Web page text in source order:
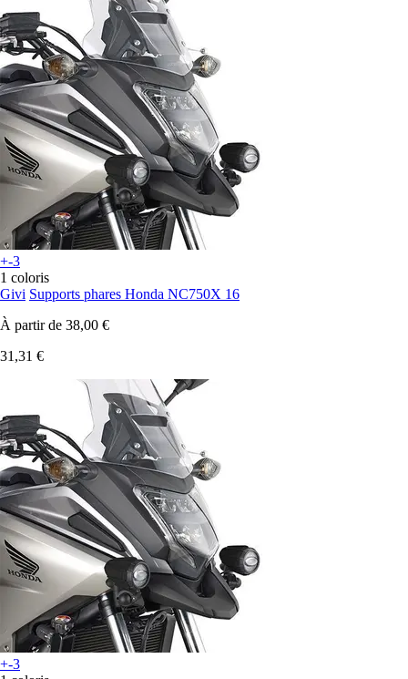
+-3
1 coloris
Givi Supports phares Honda NC750X 16
À partir de 38,00 €
31,31 €
+-3